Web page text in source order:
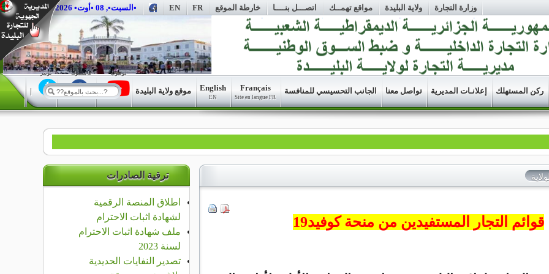
••السبت•, 08 •أوت• 2026• ف EN FR خارطة الموقع اتصـــل بنــــا مواقع تهمــك ولاية البليدة وزارة التجارة
ركن المستهلك إعلانـات المديرية تواصل معنا الجانب التحسيسي للمنافسة Français
Site en langue FR
English
EN
موقع ولاية البليدة
يوتيوب فايسبوك
|
تويتر
|
قوائم التجار المستفيدين من منحة كوفيد19
ترقية الصادرات
اطلاق المنصة الرقمية
لشهادة اثبات الاحترام
ملف شهادة اثبات الاحترام
لسنة 2023
تصدير النفايات الحديدية